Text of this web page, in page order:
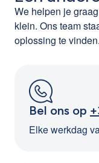
We helpen je
klein. Ons team
oplossing te vinden.
Bel ons op
Elke werkdag